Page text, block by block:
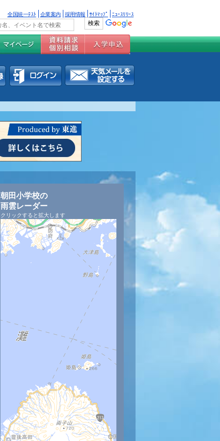
全国統一ﾃｽﾄ 企業案内 採用情報 ｻｲﾄﾏｯﾌﾟ ﾆｭｰｽﾘﾘｰｽ
朝田小学校の
雨雲レーダー
クリックすると拡大します